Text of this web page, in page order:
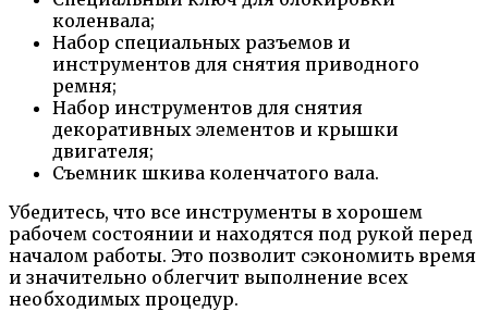
коленвала;
Набор специальных разъемов и
инструментов для снятия приводного
ремня;
Набор инструментов для снятия
декоративных элементов и крышки
двигателя;
Съемник шкива коленчатого вала.
Убедитесь, что все инструменты в хорошем
рабочем состоянии и находятся под рукой перед
началом работы. Это позволит сэкономить время
и значительно облегчит выполнение всех
необходимых процедур.